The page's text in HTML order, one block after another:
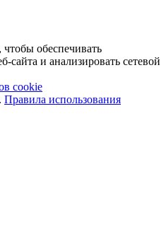
обеспечивать
сайта и анализировать сетевой
cookie
Правила использования